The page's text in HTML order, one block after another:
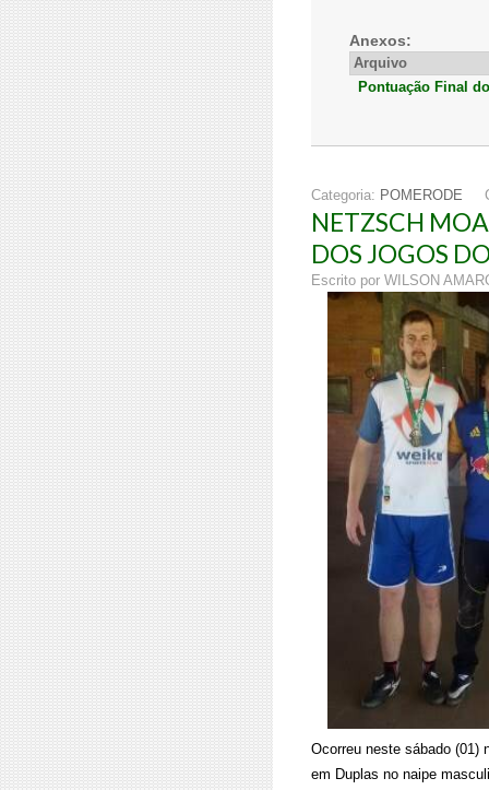
Anexos:
Arquivo
Pontuação Final
Categoria: POMERODE
NETZSCH
DOS JOGOS
Escrito por WILSON
Ocorreu neste sábado (01)
em Duplas no naipe